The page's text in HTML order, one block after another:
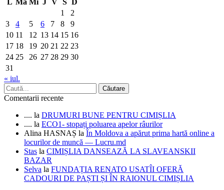
1
2
3
4 5 6 7 8
9
10 11 12 13 14 15 16
17 18 19 20 21 22 23
24 25 26 27 28 29 30
31
« iul.
Comentarii recente
.... la DRUMURI BUNE PENTRU CIMIȘLIA
.... la ECO1- stopați poluarea apelor râurilor
Alina HASNAȘ la În Moldova a apărut prima hartă online a
locurilor de muncă — Lucru.md
Stas la CIMIȘLIA DANSEAZĂ LA SLAVEANSKII
BAZAR
Selva la FUNDAȚIA RENATO USATÎI OFERĂ
CADOURI DE PAȘTI ȘI ÎN RAIONUL CIMIȘLIA